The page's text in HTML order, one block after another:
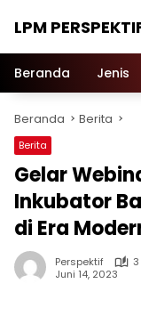
LPM
Beranda Jenis
Beranda Berita
Berita
Gelar
Inkubator
di Era
Perspektif
Juni 14, 2023